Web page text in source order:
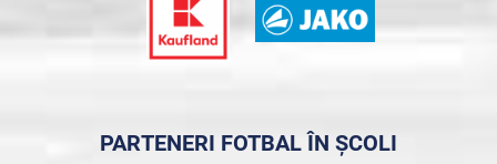
PARTENERI FOTBAL ÎN ȘCOLI